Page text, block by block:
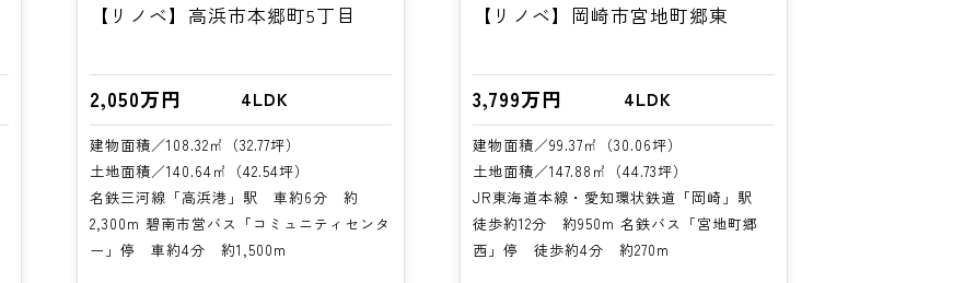
【リノベ】高浜市本郷町5丁目
2,050万円 4LDK
建物面積／108.32㎡（32.77坪）
土地面積／140.64㎡（42.54坪）
名鉄三河線「高浜港」駅 車約6分 約
2,300m 碧南市営バス「コミュニティセンタ
ー」停 車約4分 約1,500m
【リノベ】岡崎市宮地町郷東
3,799万円 4LDK
建物面積／99.37㎡（30.06坪）
土地面積／147.88㎡（44.73坪）
JR東海道本線・愛知環状鉄道「岡崎」駅
徒歩約12分 約950m 名鉄バス「宮地町郷
西」停 徒歩約4分 約270m